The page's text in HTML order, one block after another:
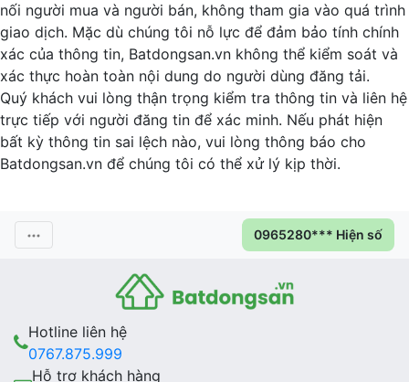
nối người mua và người bán, không tham gia vào quá trình
giao dịch. Mặc dù chúng tôi nỗ lực để đảm bảo tính chính
xác của thông tin, Batdongsan.vn không thể kiểm soát và
xác thực hoàn toàn nội dung do người dùng đăng tải.
Quý khách vui lòng thận trọng kiểm tra thông tin và liên hệ
trực tiếp với người đăng tin để xác minh. Nếu phát hiện
bất kỳ thông tin sai lệch nào, vui lòng thông báo cho
Batdongsan.vn để chúng tôi có thể xử lý kịp thời.
0965280*** Hiện số
Hotline liên hệ
0767.875.999
Hỗ trợ khách hàng